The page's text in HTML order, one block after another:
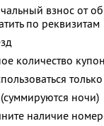
взнос от
по реквизитам
количество
ночи)
наличие